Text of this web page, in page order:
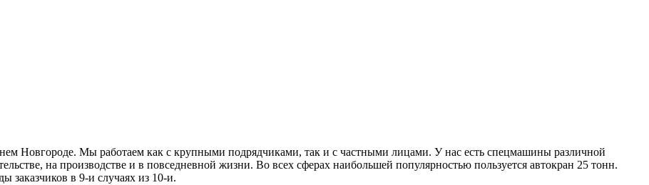
Новгороде. Мы работаем как с крупными подрядчиками, так и с частными лицами. У нас есть спецмашины различной
на производстве и в повседневной жизни. Во всех сферах наибольшей популярностью пользуется автокран 25 тонн.
заказчиков в 9-и случаях из 10-и.